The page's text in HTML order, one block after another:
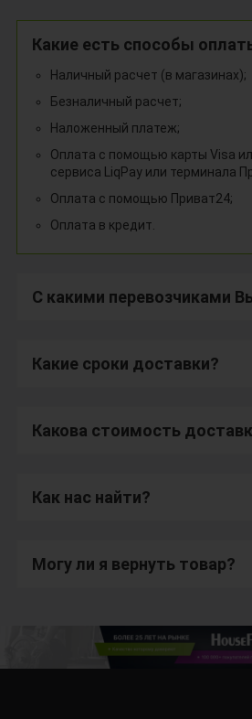
Какие есть способы
Наличный расчет (в магазинах);
Безналичный расчет;
Наложенный платеж;
Оплата с помощью карты Visa
сервиса LiqPay или терминала
Оплата с помощью Приват24;
Оплата в кредит.
С какими перевозчиками
Какие сроки доставки?
Какова стоимость
Как нас найти?
Могу ли я вернуть товар?